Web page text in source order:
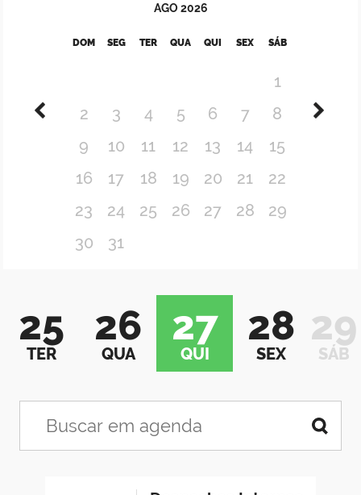
AGO 2026
DOM SEG TER QUA QUI SEX SÁB
1
2
3 4 5 6 7
8
9
10 11 12 13 14
15
16
17 18 19 20 21
22
23
24 25 26 27 28
29
30
31
25
TER
26
QUA
27
QUI
28
SEX
29
SÁB